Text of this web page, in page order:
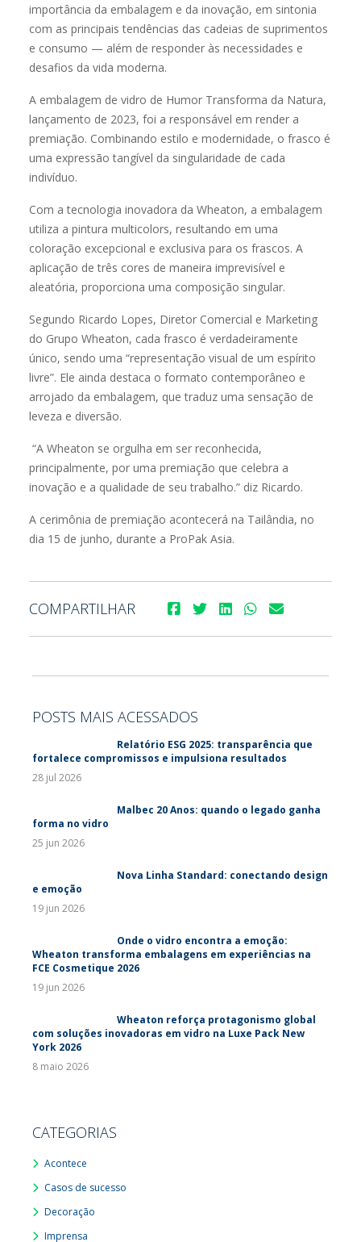
importância da embalagem e da inovação, em sintonia
com as principais tendências das cadeias de suprimentos
e consumo — além de responder às necessidades e
desafios da vida moderna.
A embalagem de vidro de Humor Transforma da Natura,
lançamento de 2023, foi a responsável em render a
premiação. Combinando estilo e modernidade, o frasco é
uma expressão tangível da singularidade de cada
indivíduo.
Com a tecnologia inovadora da Wheaton, a embalagem
utiliza a pintura multicolors, resultando em uma
coloração excepcional e exclusiva para os frascos. A
aplicação de três cores de maneira imprevisível e
aleatória, proporciona uma composição singular.
Segundo Ricardo Lopes, Diretor Comercial e Marketing
do Grupo Wheaton, cada frasco é verdadeiramente
único, sendo uma “representação visual de um espírito
livre”. Ele ainda destaca o formato contemporâneo e
arrojado da embalagem, que traduz uma sensação de
leveza e diversão.
“A Wheaton se orgulha em ser reconhecida,
principalmente, por uma premiação que celebra a
inovação e a qualidade de seu trabalho.” diz Ricardo.
A cerimônia de premiação acontecerá na Tailândia, no
dia 15 de junho, durante a ProPak Asia.
COMPARTILHAR
POSTS MAIS ACESSADOS
Relatório ESG 2025: transparência que
fortalece compromissos e impulsiona resultados
28 jul 2026
Malbec 20 Anos: quando o legado ganha
forma no vidro
25 jun 2026
Nova Linha Standard: conectando design
e emoção
19 jun 2026
Onde o vidro encontra a emoção:
Wheaton transforma embalagens em experiências na
FCE Cosmetique 2026
19 jun 2026
Wheaton reforça protagonismo global
com soluções inovadoras em vidro na Luxe Pack New
York 2026
8 maio 2026
CATEGORIAS
Acontece
Casos de sucesso
Decoração
Imprensa